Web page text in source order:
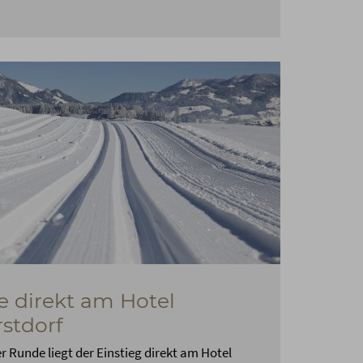
direkt am Hotel
Runde liegt der Einstieg direkt am Hotel